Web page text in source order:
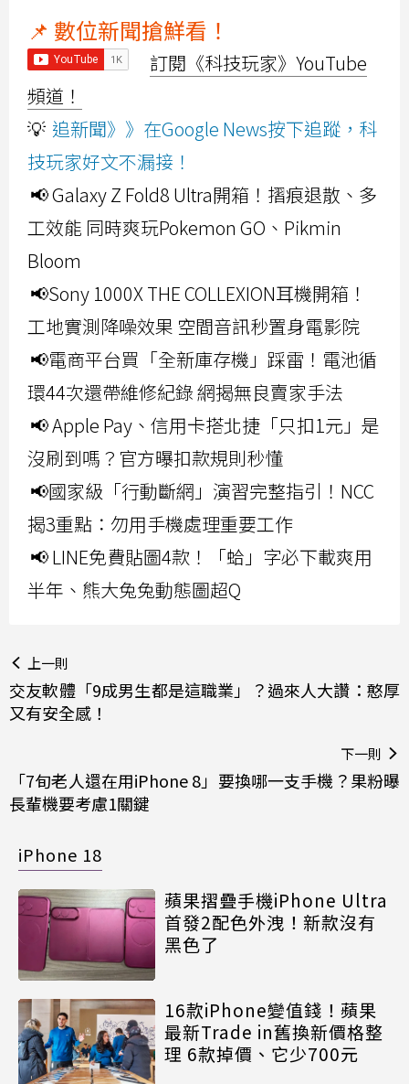
📌 數位新聞搶鮮看！
訂閱《科技玩家》YouTube
頻道！
💡 追新聞》》在Google News按下追蹤，科
技玩家好文不漏接！
📢 Galaxy Z Fold8 Ultra開箱！摺痕退散、多
工效能 同時爽玩Pokemon GO、Pikmin
Bloom
📢Sony 1000X THE COLLEXION耳機開箱！
工地實測降噪效果 空間音訊秒置身電影院
📢電商平台買「全新庫存機」踩雷！電池循
環44次還帶維修紀錄 網揭無良賣家手法
📢 Apple Pay、信用卡搭北捷「只扣1元」是
沒刷到嗎？官方曝扣款規則秒懂
📢國家級「行動斷網」演習完整指引！NCC
揭3重點：勿用手機處理重要工作
📢 LINE免費貼圖4款！「蛤」字必下載爽用
半年、熊大兔兔動態圖超Q
上一則
交友軟體「9成男生都是這職業」？過來人大讚：憨厚
又有安全感！
下一則
「7旬老人還在用iPhone 8」要換哪一支手機？果粉曝
長輩機要考慮1關鍵
iPhone 18
蘋果摺疊手機iPhone Ultra
首發2配色外洩！新款沒有
黑色了
16款iPhone變值錢！蘋果
最新Trade in舊換新價格整
理 6款掉價、它少700元